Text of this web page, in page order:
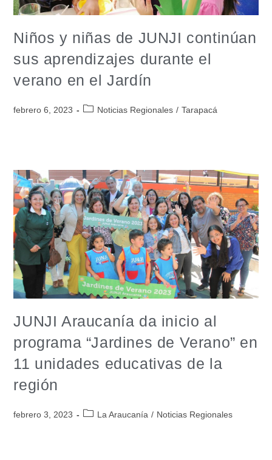
Niños y niñas de JUNJI continúan
sus aprendizajes durante el
verano en el Jardín
febrero 6, 2023 Noticias Regionales / Tarapacá
JUNJI Araucanía da inicio al
programa “Jardines de Verano” en
11 unidades educativas de la
región
febrero 3, 2023 La Araucanía / Noticias Regionales